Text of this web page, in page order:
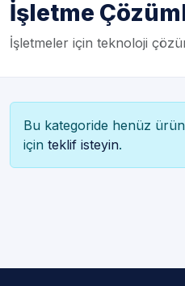
İşletme
İşletmeler için teknoloji
Bu kategoride henüz ürün
için teklif isteyin.